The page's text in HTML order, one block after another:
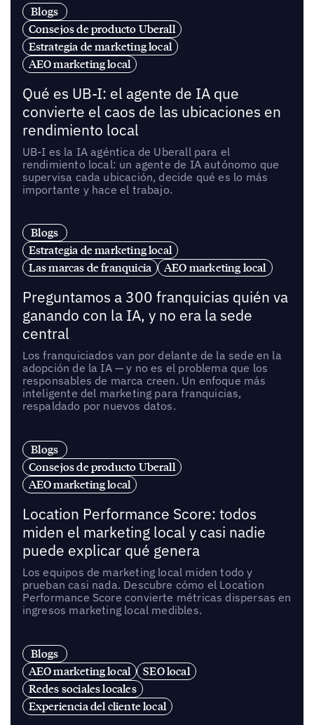
Blogs
Consejos de producto Uberall
Estrategia de marketing local
AEO marketing local
Qué es UB-I: el agente de IA que
convierte el caos de las ubicaciones en
rendimiento local
UB-I es la IA agéntica de Uberall para el
rendimiento local: un agente de IA autónomo que
supervisa cada ubicación, decide qué es lo más
importante y hace el trabajo.
Blogs
Estrategia de marketing local
Las marcas de franquicia
AEO marketing local
Preguntamos a 300 franquicias quién va
ganando con la IA, y no era la sede
central
Los franquiciados van por delante de la sede en la
adopción de la IA — y no es el problema que los
responsables de marca creen. Un enfoque más
inteligente del marketing para franquicias,
respaldado por nuevos datos.
Blogs
Consejos de producto Uberall
AEO marketing local
Location Performance Score: todos
miden el marketing local y casi nadie
puede explicar qué genera
Los equipos de marketing local miden todo y
prueban casi nada. Descubre cómo el Location
Performance Score convierte métricas dispersas en
ingresos marketing local medibles.
Blogs
AEO marketing local
SEO local
Redes sociales locales
Experiencia del cliente local